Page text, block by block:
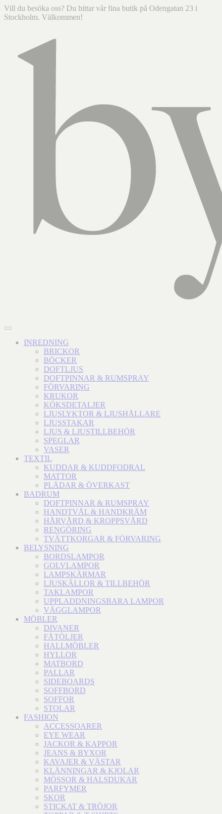
Vill du besöka oss? Du hittar vår fina butik på Odengatan 23 i
Stockholm. Välkommen!
INREDNING
BRICKOR
BÖCKER
DOFTLJUS
DOFTPINNAR & RUMSPRAY
FÖRVARING
KRUKOR
KÖKSDETALJER
LJUSLYKTOR & LJUSHÅLLARE
LJUSSTAKAR
LJUS & LJUSTILLBEHÖR
SPEGLAR
VASER
TEXTIL
KUDDAR & KUDDFODRAL
MATTOR
PLÄDAR & ÖVERKAST
BADRUM
DOFTPINNAR & RUMSPRAY
HANDTVÅL & HANDKRÄM
HÅRVÅRD & KROPPSVÅRD
RENGÖRING
TVÄTTKORGAR & FÖRVARING
BELYSNING
BORDSLAMPOR
GOLVLAMPOR
LAMPSKÄRMAR
LJUSKÄLLOR & TILLBEHÖR
TAKLAMPOR
UPPLADDNINGSBARA LAMPOR
VÄGGLAMPOR
MÖBLER
DIVANER
FÅTÖLJER
HALLMÖBLER
HYLLOR
MATBORD
PALLAR
SIDEBOARDS
SOFFBORD
SOFFOR
STOLAR
FASHION
ACCESSOARER
EYE WEAR
JACKOR & KAPPOR
JEANS & BYXOR
KAVAJER & VÄSTAR
KLÄNNINGAR & KJOLAR
MÖSSOR & HALSDUKAR
PARFYMER
SKOR
STICKAT & TRÖJOR